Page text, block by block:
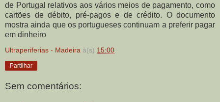
de Portugal relativos aos vários meios de pagamento, como
cartões de débito, pré-pagos e de crédito. O documento
mostra ainda que os portugueses continuam a preferir pagar
em dinheiro
Ultraperiferias - Madeira à(s) 15:00
Partilhar
Sem comentários: